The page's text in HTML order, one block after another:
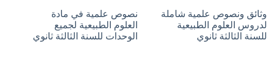
وثائق ونصوص علمية شاملة
لدروس العلوم الطبيعية
للسنة الثالثة ثانوي
نصوص علمية في مادة
العلوم الطبيعية لجميع
الوحدات للسنة الثالثة ثانوي